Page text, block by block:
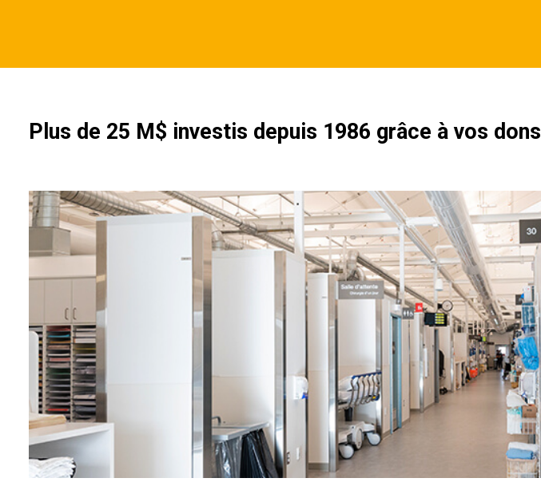
Plus de 25 M$ investis depuis 1986 grâce à vos dons